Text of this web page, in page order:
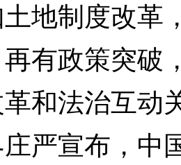
地制度改革
有政策突破
和法治互动
严宣布，中